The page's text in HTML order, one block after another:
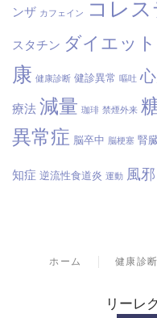
ンザ カフェイン コレ
スタチン ダイエット
康 健康診断 健診異常 嘔吐
療法 減量 珈琲 禁煙外来
異常症 脳卒中 脳梗塞 腎
知症 逆流性食道炎 運動 風邪
ホーム 健康診断
リーレ